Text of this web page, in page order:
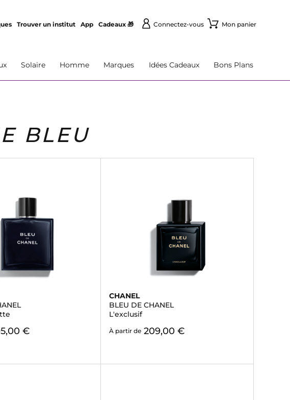
Trouver un institut App Cadeaux 🎁 Connectez-vous Mon panier
Solaire Homme Marques Idées Cadeaux Bons Plans
BLEU
€
CHANEL
BLEU DE CHANEL
L'exclusif
À partir de 209,00 €